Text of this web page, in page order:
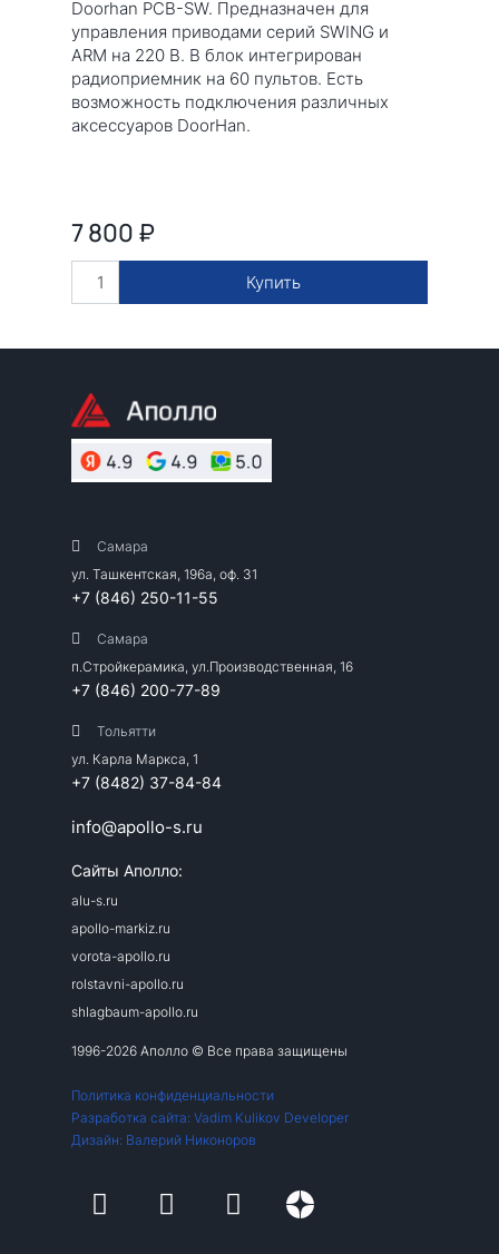
Doorhan PCB-SW. Предназначен для
управления приводами серий SWING и
ARM на 220 В. В блок интегрирован
радиоприемник на 60 пультов. Есть
возможность подключения различных
аксессуаров DoorHan.
7 800 ₽
Купить
Самара
ул. Ташкентская, 196а, оф. 31
+7 (846) 250-11-55
Самара
п.Стройкерамика, ул.Производственная, 16
+7 (846) 200-77-89
Тольятти
ул. Карла Маркса, 1
+7 (8482) 37-84-84
info@apollo-s.ru
Сайты Аполло:
alu-s.ru
apollo-markiz.ru
vorota-apollo.ru
rolstavni-apollo.ru
shlagbaum-apollo.ru
1996-2026 Аполло © Все права защищены
Политика конфиденциальности
Разработка сайта: Vadim Kulikov Developer
Дизайн: Валерий Никоноров